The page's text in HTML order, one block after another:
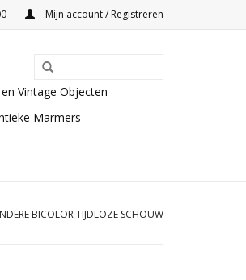
Mijn account / Registreren
Vintage Objecten
Marmers
BICOLOR TIJDLOZE SCHOUW